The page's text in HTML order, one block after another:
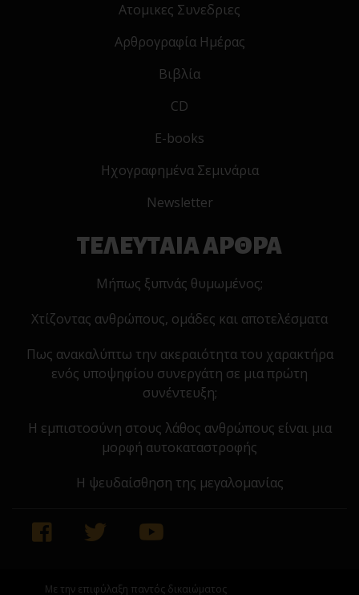
Ατομικες Συνεδριες
Αρθρογραφία Ημέρας
Βιβλία
CD
E-books
Ηχογραφημένα Σεμινάρια
Newsletter
ΤΕΛΕΥΤΑΙΑ ΑΡΘΡΑ
Μήπως ξυπνάς θυμωμένος;
Χτίζοντας ανθρώπους, ομάδες και αποτελέσματα
Πως ανακαλύπτω την ακεραιότητα του χαρακτήρα
ενός υποψηφίου συνεργάτη σε μια πρώτη
συνέντευξη;
Η εμπιστοσύνη στους λάθος ανθρώπους είναι μια
μορφή αυτοκαταστροφής
Η ψευδαίσθηση της μεγαλομανίας
Με την επιφύλαξη παντός δικαιώματος